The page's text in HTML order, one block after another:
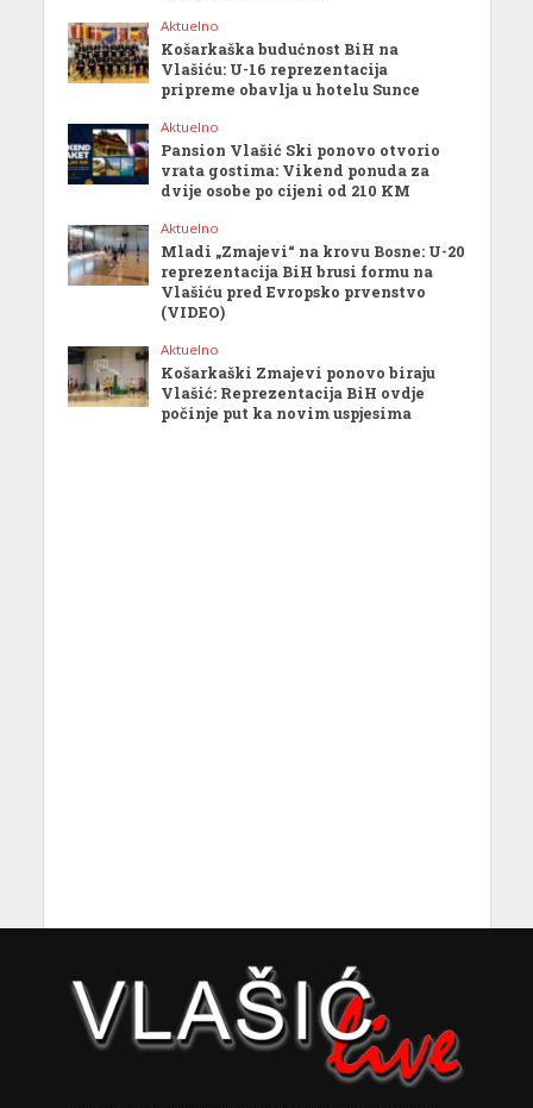
Aktuelno
Košarkaška budućnost BiH na
Vlašiću: U-16 reprezentacija
pripreme obavlja u hotelu Sunce
Aktuelno
Pansion Vlašić Ski ponovo otvorio
vrata gostima: Vikend ponuda za
dvije osobe po cijeni od 210 KM
Aktuelno
Mladi „Zmajevi“ na krovu Bosne: U-20
reprezentacija BiH brusi formu na
Vlašiću pred Evropsko prvenstvo
(VIDEO)
Aktuelno
Košarkaški Zmajevi ponovo biraju
Vlašić: Reprezentacija BiH ovdje
počinje put ka novim uspjesima